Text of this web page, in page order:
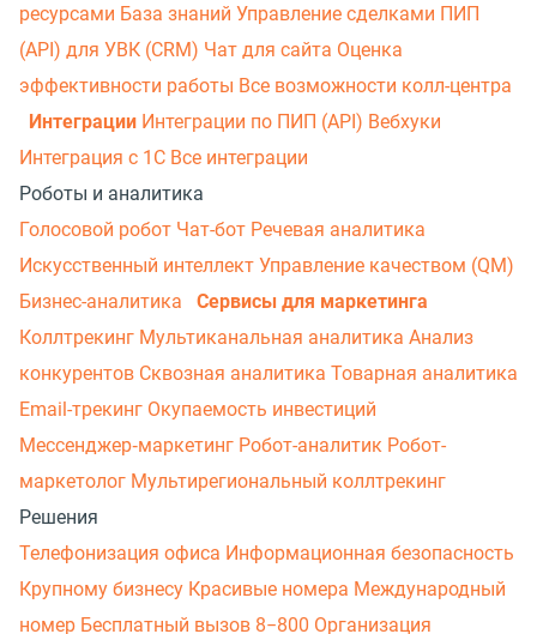
ресурсами База знаний Управление сделками ПИП
(API) для УВК (CRM) Чат для сайта Оценка
эффективности работы Все возможности колл-центра
Интеграции Интеграции по ПИП (API) Вебхуки
Интеграция с 1С Все интеграции
Роботы и аналитика
Голосовой робот Чат-бот Речевая аналитика
Искусственный интеллект Управление качеством (QM)
Бизнес-аналитика
Сервисы для маркетинга
Коллтрекинг Мультиканальная аналитика Анализ
конкурентов Сквозная аналитика Товарная аналитика
Email-трекинг Окупаемость инвестиций
Мессенджер‑маркетинг Робот-аналитик Робот-
маркетолог Мультирегиональный коллтрекинг
Решения
Телефонизация офиса Информационная безопасность
Крупному бизнесу Красивые номера Международный
номер Бесплатный вызов 8−800 Организация